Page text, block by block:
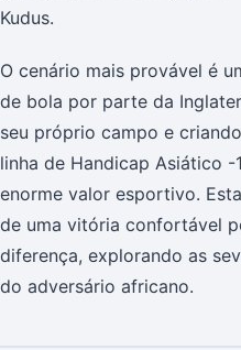
Kudus.
O cenário mais provável é
de bola por parte da
seu próprio campo e
linha de Handicap Asiático -
enorme valor esportivo.
de uma vitória confortável
diferença, explorando as
do adversário africano.